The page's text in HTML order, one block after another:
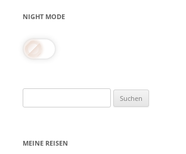
NIGHT MODE
nach:
MEINE REISEN